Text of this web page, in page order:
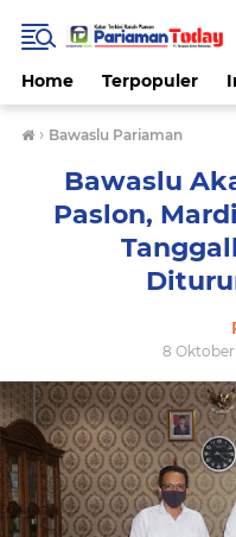
Home Terpopuler
› Bawaslu Pariaman
Bawaslu
Paslon,
8 Oktober